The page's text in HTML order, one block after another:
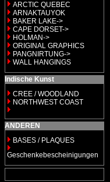
ARCTIC QUEBEC
ARNAKTAUYOK
BAKER LAKE->
CAPE DORSET->
HOLMAN->
ORIGINAL GRAPHICS
PANGNIRTUNG->
WALL HANGINGS
Indische Kunst
CREE / WOODLAND
NORTHWEST COAST
ANDEREN
BASES / PLAQUES
Geschenkebescheinigungen